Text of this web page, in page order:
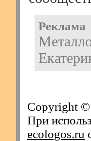
Реклама
Copyright
При
ecologos.ru